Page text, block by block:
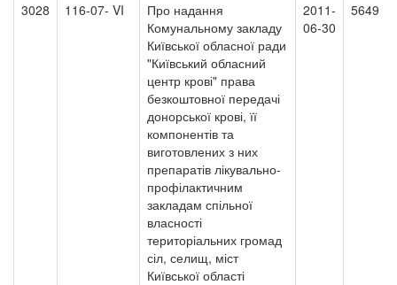
3028 116-07- VI
Про надання
Комунальному закладу
Київської обласної ради
"Київський обласний
центр крові" права
безкоштовної передачі
донорської крові, її
компонентів та
виготовлених з них
препаратів лікувально-
профілактичним
закладам спільної
власності
територіальних громад
сіл, селищ, міст
Київської області
2011-
06-30
5649